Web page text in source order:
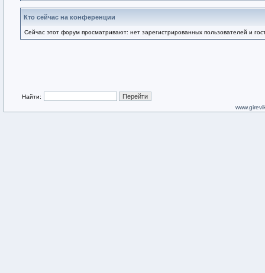
Кто сейчас на конференции
Сейчас этот форум просматривают: нет зарегистрированных пользователей и
Найти: